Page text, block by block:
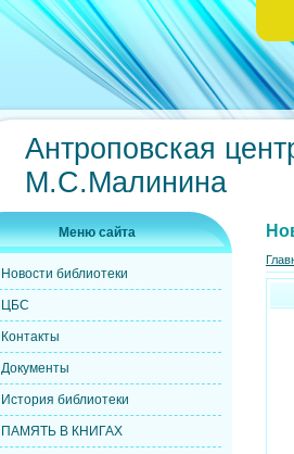
Антроповская
М.С.Малинина
Меню сайта
Новости библиотеки
ЦБС
Контакты
Документы
История библиотеки
ПАМЯТЬ В КНИГАХ